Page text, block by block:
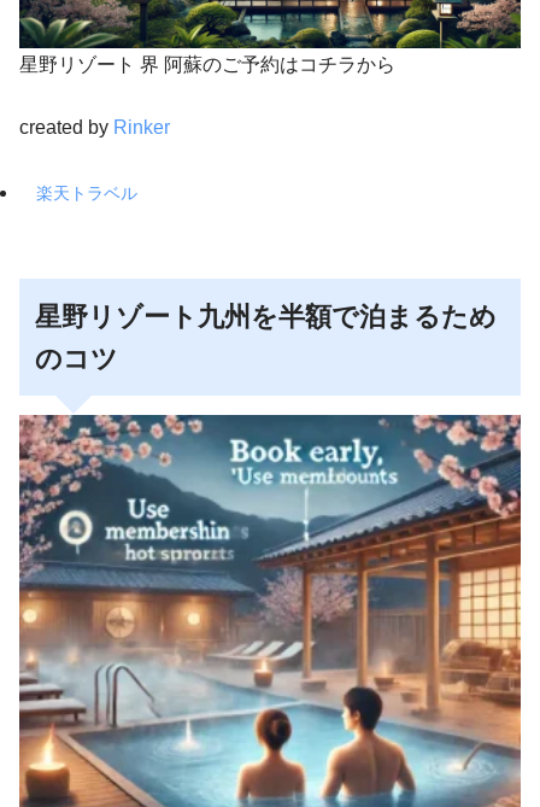
星野リゾート 界 阿蘇のご予約はコチラから
created by Rinker
楽天トラベル
星野リゾート九州を半額で泊まるため
のコツ